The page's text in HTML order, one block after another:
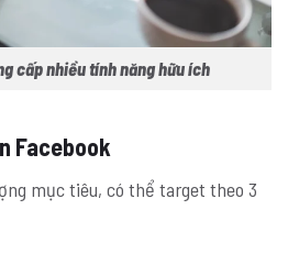
cấp nhiều tính năng hữu ích
Facebook
mục tiêu, có thể target theo 3